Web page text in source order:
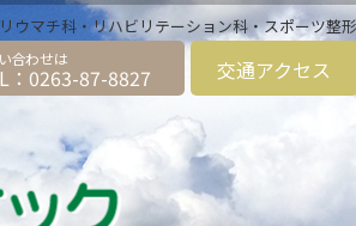
ウマチ科・リハビリテーション科・スポーツ整形
：0263-87-8827 交通アクセス